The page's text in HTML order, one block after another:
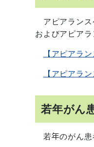
アピアランス
およびアピア
【アピアラン
【アピアラ
若年がん
若年のがん患